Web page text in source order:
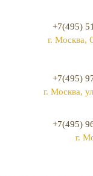
+7(495)
г. Москва,
+7(495)
г. Москва,
+7(495)
г.